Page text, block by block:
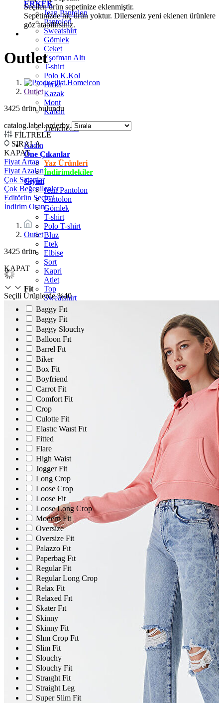
ERKEK
Jean Pantolon
Pantolon
Sweatshirt
Gömlek
Ceket
Eşofman Altı
T-shirt
Polo K.Kol
Hırka
Kazak
Mont
Kaban
Trenchcoat
Kadın
Öne Çıkanlar
Yaz Ürünleri
İndirimdekiler
Giyim
Jean Pantolon
Pantolon
Gömlek
T-shirt
Polo T-shirt
Bluz
Etek
Elbise
Şort
Kapri
Atlet
Top
Sweatshirt
Kazak
Yelek
Eşofman Altı
Bikini/Mayo
Tulum
Dış Giyim
Yağmurluk
Trenchcoat
Mont
Ceket
Seçilen ürün sepetinize eklenmiştir.
Sepetinizde hiç ürün yoktur. Dilerseniz yeni eklenen ürünlere
göz atabilirsiniz.
Outlet
Outlet
3425 ürün bulundu
catalog.label.orderby
FİLTRELE
SIRALA
KAPAT
Fiyat Artan
Fiyat Azalan
Çok Satanlar
Çok Beğenilenler
Editörün Seçimi
İndirim Oranı
Outlet
3425 ürün
KAPAT
Fit
Baggy Fıt
Baggy Fit
Baggy Slouchy
Balloon Fıt
Barrel Fıt
Biker
Box Fit
Boyfriend
Carrot Fit
Comfort Fit
Crop
Culotte Fit
Elastıc Waıst Fıt
Fitted
Flare
High Waist
Jogger Fit
Long Crop
Loose Crop
Loose Fit
Loose Long Crop
Modern Fit
Oversize
Oversize Fit
Palazzo Fıt
Paperbag Fıt
Regular Fit
Regular Long Crop
Relax Fit
Relaxed Fıt
Skater Fıt
Skinny
Skinny Fit
Slım Crop Fıt
Slim Fit
Slouchy
Slouchy Fit
Straıght Fit
Straight Leg
Super Slim Fit
Seçili Ürünlerde %40